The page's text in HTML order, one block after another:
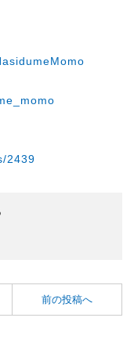
2439
前の投稿へ